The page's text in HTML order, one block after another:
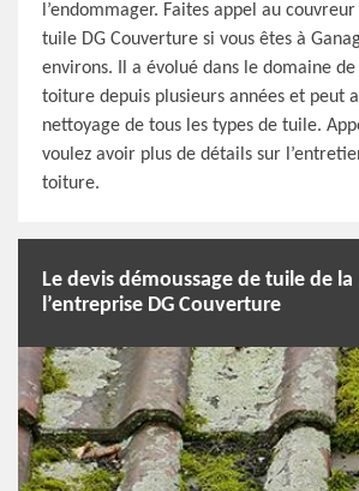
l’endommager. Faites appel au
tuile DG Couverture si vous êtes à
environs. Il a évolué dans le domaine
toiture depuis plusieurs années et peut
nettoyage de tous les types de tuile.
voulez avoir plus de détails sur
toiture.
Le devis démoussage de tuile de
l’entreprise DG Couverture